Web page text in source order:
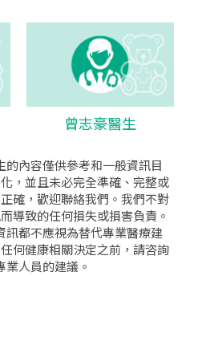
曾志豪醫生
的內容僅供參考和一般資訊目
，並且未必完全準確、完整或
確，歡迎聯絡我們。我們不對
導致的任何損失或損害負責。
訊都不應視為替代專業醫療建
何健康相關決定之前，請咨詢
業人員的建議。